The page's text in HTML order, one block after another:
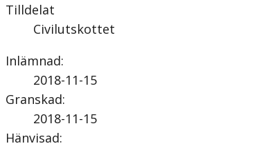
Tilldelat
Civilutskottet
Inlämnad:
2018-11-15
Granskad:
2018-11-15
Hänvisad: